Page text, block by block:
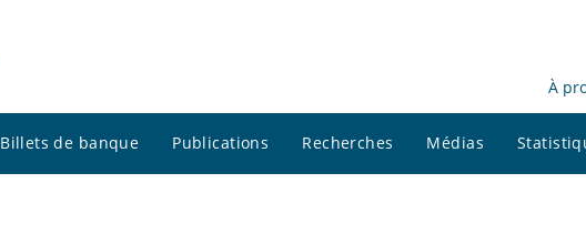
À
Billets de banque Publications Recherches Médias